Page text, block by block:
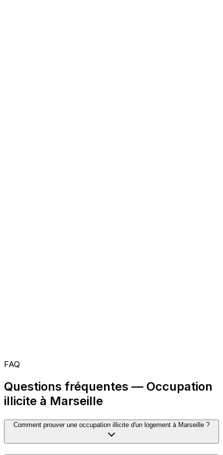
FAQ
Questions fréquentes — Occupation
illicite à Marseille
Comment prouver une occupation illicite d'un logement à Marseille ?